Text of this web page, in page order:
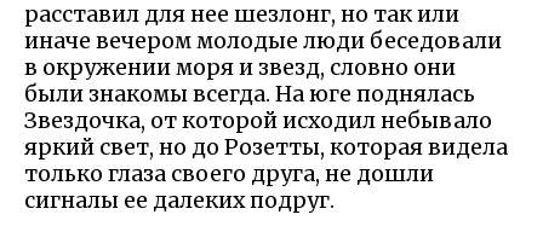
расставил для нее шезлонг, но так или
иначе вечером молодые люди беседовали
в окружении моря и звезд, словно они
были знакомы всегда. На юге поднялась
Звездочка, от которой исходил небывало
яркий свет, но до Розетты, которая видела
только глаза своего друга, не дошли
сигналы ее далеких подруг.